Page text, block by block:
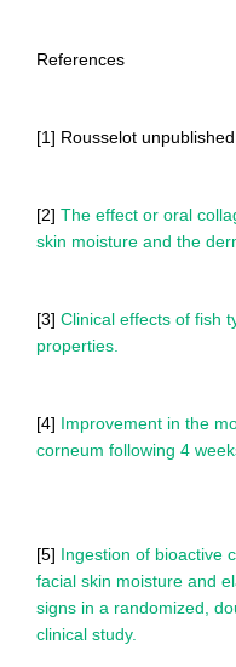
References
[1] Rousselot
[2] The effect or oral
skin moisture and the
[3] Clinical effects of fish
properties.
[4] Improvement in the
corneum following 4
[5] Ingestion of bioactive
facial skin moisture and
signs in a randomized,
clinical study.